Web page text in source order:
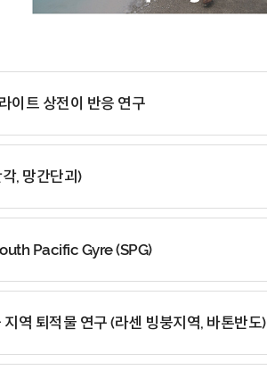
이트 상전이 반응 연구
, 망간단괴)
Pacific Gyre (SPG)
역 퇴적물 연구 (라센 빙붕지역, 바톤반도)